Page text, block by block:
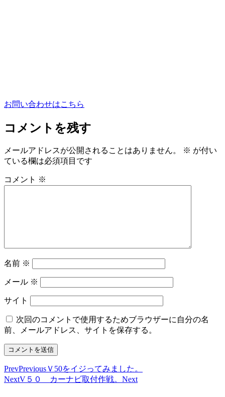
お問い合わせはこちら
コメントを残す
メールアドレスが公開されることはありません。 ※ が付い
ている欄は必須項目です
コメント ※
名前 ※
メール ※
サイト
次回のコメントで使用するためブラウザーに自分の名
前、メールアドレス、サイトを保存する。
PrevPreviousＶ50をイジってみました。
NextV５０ カーナビ取付作戦。 Next